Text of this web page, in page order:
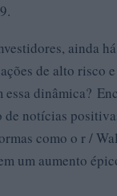
ainda
de alto risco
essa dinâmica?
de notícias
como o r /
um aumento